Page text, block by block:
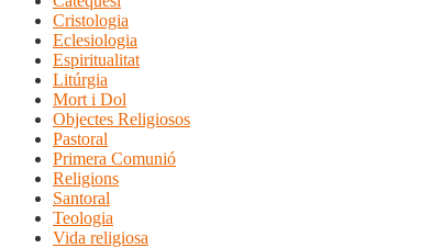
Cristologia
Eclesiologia
Espiritualitat
Litúrgia
Mort i Dol
Objectes Religiosos
Pastoral
Primera Comunió
Religions
Santoral
Teologia
Vida religiosa